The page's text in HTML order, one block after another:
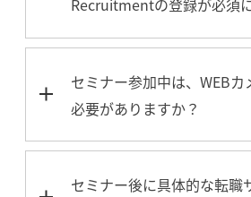
Recruitmentの登録が必須
セミナー参加中は、WEB
必要がありますか？
セミナー後に具体的な転職